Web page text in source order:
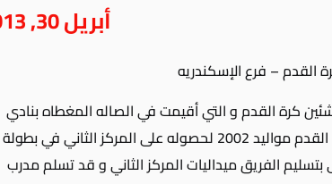
أبريل 30, 2013
القدم – فرع الإسكندريه
كرة القدم و التي أقيمت في الصاله المغطاه بنادي
سموحه . تم تكريم فريق سبورتنج لكرة القدم مواليد 2002 لحصوله على المركز الثاني في بطولة
الفريق ميداليات المركز الثاني و قد تسلم مدرب